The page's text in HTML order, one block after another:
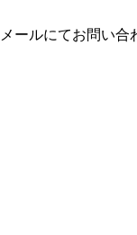
ールにてお問い合